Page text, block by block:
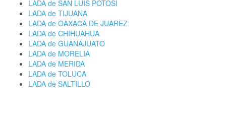
LADA de SAN LUIS POTOSI
LADA de TIJUANA
LADA de OAXACA DE JUAREZ
LADA de CHIHUAHUA
LADA de GUANAJUATO
LADA de MORELIA
LADA de MERIDA
LADA de TOLUCA
LADA de SALTILLO